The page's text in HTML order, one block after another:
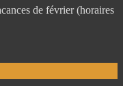
de février (horaires